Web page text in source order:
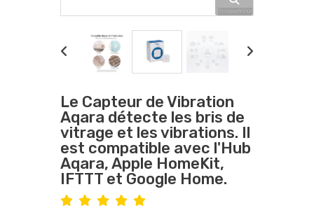
Le Capteur de Vibration
Aqara détecte les bris de
vitrage et les vibrations. Il
est compatible avec l'Hub
Aqara, Apple HomeKit,
IFTTT et Google Home.